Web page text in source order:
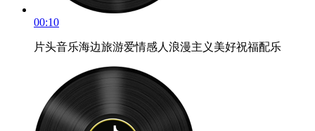
00:10
片头音乐海边旅游爱情感人浪漫主义美好祝福配乐